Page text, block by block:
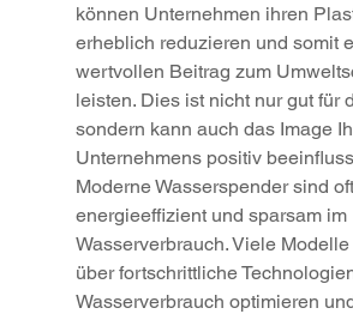
können Unternehmen ihren
erheblich reduzieren und somit
wertvollen Beitrag zum
leisten. Dies ist nicht nur gut für
sondern kann auch das Image
Unternehmens positiv
Moderne Wasserspender sind oft
energieeffizient und sparsam im
Wasserverbrauch. Viele
über fortschrittliche
Wasserverbrauch optimieren